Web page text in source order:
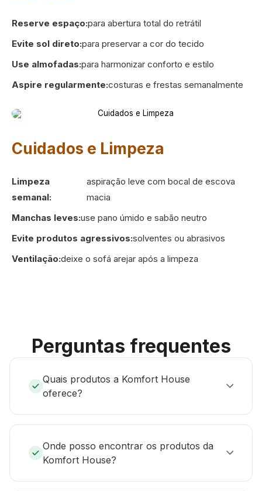
Reserve espaço:para abertura total do retrátil
Evite sol direto:para preservar a cor do tecido
Use almofadas:para harmonizar conforto e estilo
Aspire regularmente:costuras e frestas semanalmente
Cuidados e Limpeza
Limpeza
semanal:
aspiração leve com bocal de escova
macia
Manchas leves:use pano úmido e sabão neutro
Evite produtos agressivos:solventes ou abrasivos
Ventilação:deixe o sofá arejar após a limpeza
Perguntas frequentes
Quais produtos a Komfort House
oferece?
Onde posso encontrar os produtos da
Komfort House?